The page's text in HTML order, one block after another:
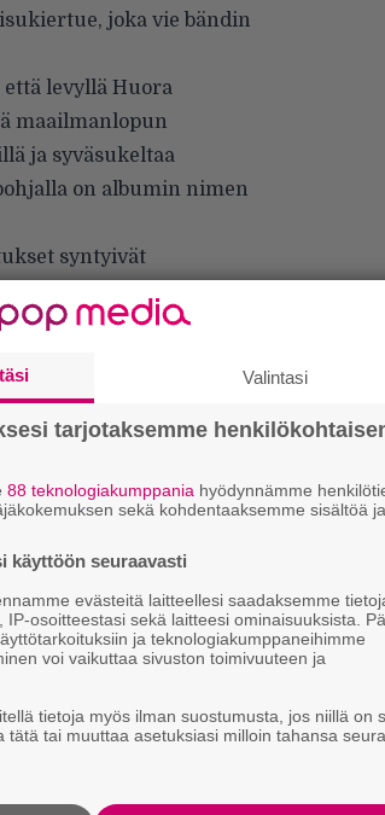
joka vie bändin
että levyllä Huora
maailmanlopun
ja syväsukeltaa
on albumin nimen
syntyivät
Uusi
Valintasi
tarjotaksemme
88 teknologiakumppania hyödynnämme
sekä kohdentaaksemme sisältöä ja
käyttöön seuraavasti
evästeitä laitteellesi saadaksemme
osoitteestasi sekä laitteesi ominaisuuksista.
ja teknologiakumppaneihimme
voi vaikuttaa sivuston toimivuuteen ja
tietoja myös ilman suostumusta, jos niillä on
tätä tai muuttaa asetuksiasi milloin tahansa